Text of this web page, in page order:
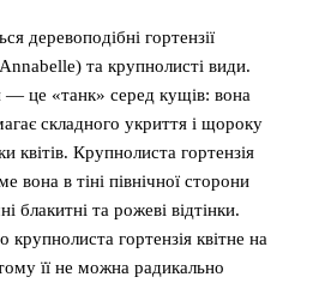
деревоподібні гортензії
та крупнолисті види.
— це «танк» серед кущів: вона
складного укриття і щороку
квітів. Крупнолиста гортензія
вона в тіні північної сторони
блакитні та рожеві відтінки.
гортензія квітне на
її не можна радикально